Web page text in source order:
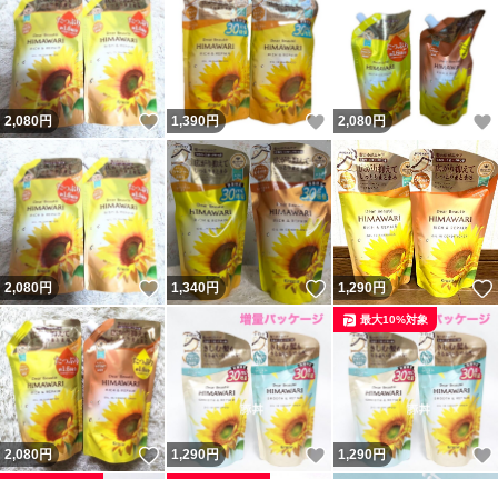
2,080円 いいね！
1,390円 いいね！
2,080円
2,080円 いいね！
1,340円 いいね！
1,290円
2,080円 いいね！
1,290円 いいね！
1,290円
最大10%対象